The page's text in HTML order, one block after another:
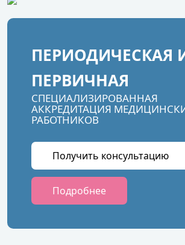
ПЕРИОДИЧЕСКАЯ
ПЕРВИЧНАЯ
СПЕЦИАЛИЗИРОВАННАЯ
АККРЕДИТАЦИЯ
РАБОТНИКОВ
Получить консультацию
Подробнее